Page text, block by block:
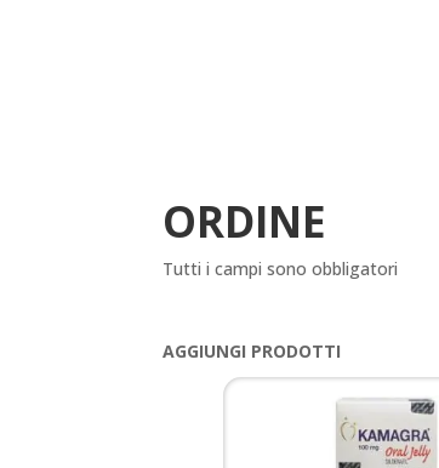
ORDINE
Tutti i campi sono obbligatori
AGGIUNGI PRODOTTI